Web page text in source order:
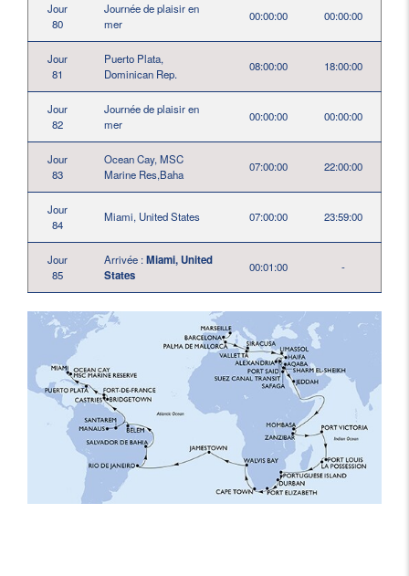
Jour
80
Journée de plaisir en
mer
00:00:00 00:00:00
Jour
81
Puerto Plata,
Dominican Rep.
08:00:00 18:00:00
Jour
82
Journée de plaisir en
mer
00:00:00 00:00:00
Jour
83
Ocean Cay, MSC
Marine Res,Baha
07:00:00 22:00:00
Jour
84
Miami, United States 07:00:00 23:59:00
Jour
85
Arrivée :Miami, United
States
00:01:00 -